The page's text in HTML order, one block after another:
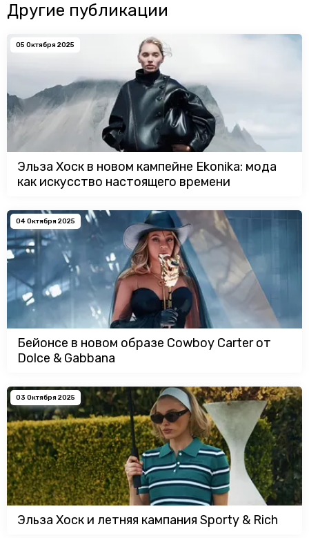
Другие публикации
05 Октября 2025
Эльза Хоск в новом кампейне Ekonika: мода
как искусство настоящего времени
04 Октября 2025
Бейонсе в новом образе Cowboy Carter от
Dolce & Gabbana
03 Октября 2025
Эльза Хоск и летняя кампания Sporty & Rich